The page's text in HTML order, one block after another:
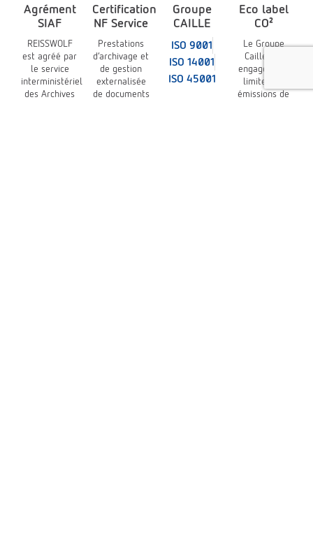
Agrément
SIAF
REISSWOLF
est agréé par
le service
interministériel
des Archives
Certification
NF Service
Prestations
d’archivage et
de gestion
externalisée
de documents
Groupe
CAILLE
ISO 9001
ISO 14001
ISO 45001
Eco label
CO²
Le Groupe
Caille est
engagé pour
limiter les
émissions de